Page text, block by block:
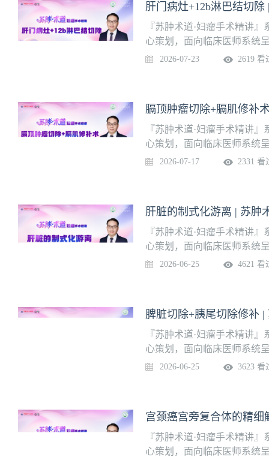
肝门病灶+12b淋巴结切
『苏肿术道·妇瘤手术精讲
心策划，面向临床医师系统
栏目聚焦于真实手术场景，
苏省肿瘤医院妇瘤外科
2026-07-23 2619 看
膈顶肿瘤切除+膈肌修补
『苏肿术道·妇瘤手术精讲
心策划，面向临床医师系统
栏目聚焦于真实手术场景，
江苏省肿瘤医院妇瘤外科
2026-07-17 2331 看
肝脏的制式化游离 | 苏肿
『苏肿术道·妇瘤手术精讲
心策划，面向临床医师系统
栏目聚焦于真实手术场景，
（R0）授课专家：陈小祥 主
2026-06-25 4621 看
脾脏切除+胰尾切除修补 |
『苏肿术道·妇瘤手术精讲
心策划，面向临床医师系统
栏目聚焦于真实手术场景，
减灭术（R0）授课专家：陈
瘤术中，脾切除联合胰尾切
侵犯左上腹的复杂情况。此
2026-06-25 3623 看
宫颈癌宫旁复合体的精细
『苏肿术道·妇瘤手术精讲
心策划，面向临床医师系统